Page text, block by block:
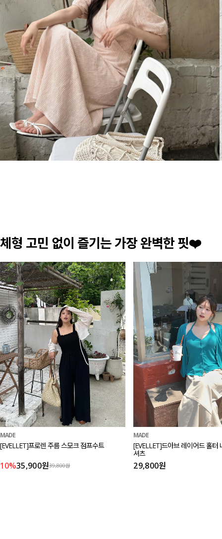
체형 고민 없이 즐기는 가장 완벽한 핏❤️
MADE
[EVELLET]프로렌 주름 스모크 점프수트
10%35,900원39,800원
MADE
[EVELLET]드아브 레이어드 홀터
셔츠
29,800원